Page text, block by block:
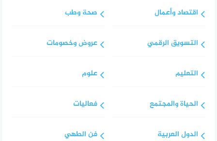
اقتصاد وأعمال
التسويق الرقمي
التعليم
الحياة والمجتمع
الدول العربية
صحة وطب
عروض وخصومات
علوم
فعاليات
فن الطهي